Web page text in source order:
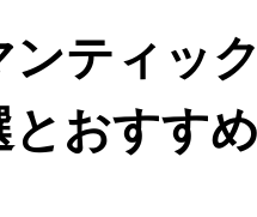
ティッ
おすす